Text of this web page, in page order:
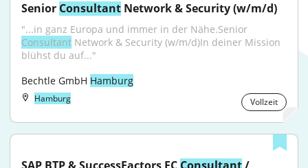
Senior Consultant Network & Security (w/m/d)
Consultant Network & Security (w/m/d)In deiner Mission
blühst du auf..."
Bechtle GmbH Hamburg
Hamburg Vollzeit